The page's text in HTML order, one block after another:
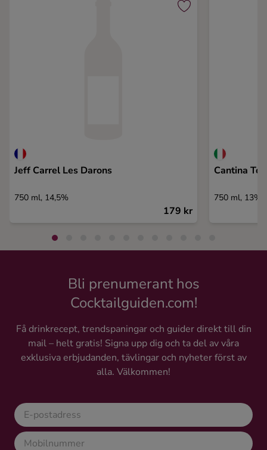
Jeff Carrel Les Darons
750 ml, 14,5%
179 kr
Cantina
750 ml, 13%
Bli prenumerant hos
Cocktailguiden.com!
Få drinkrecept, trendspaningar och guider direkt till din
mail – helt gratis! Signa upp dig och ta del av våra
exklusiva erbjudanden, tävlingar och nyheter först av
alla. Välkommen!